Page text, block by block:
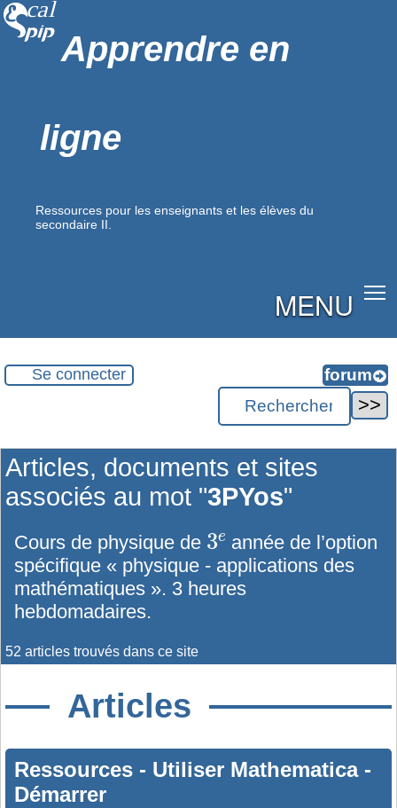
Apprendre en
ligne
Ressources pour les enseignants et les élèves du
secondaire II.
MENU
Se connecter
Articles, documents et sites
associés au mot "3PYos"
Cours de physique de
3e
année de l’option
spécifique « physique - applications des
mathématiques ». 3 heures
hebdomadaires.
52 articles trouvés dans ce site
Articles
Ressources - Utiliser Mathematica -
Démarrer